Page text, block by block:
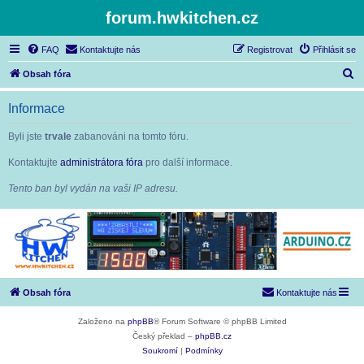
forum.hwkitchen.cz
FAQ Kontaktujte nás Přihlásit se
Registrovat
Obsah fóra
l
Informace
Byli jste trvale zabanováni na tomto fóru.
Kontaktujte administrátora fóra pro další informace.
Tento ban byl vydán na vaši IP adresu.
Obsah fóra Kontaktujte nás
Založeno na phpBB® Forum Software © phpBB Limited
Český překlad – phpBB.cz
Soukromí
Podmínky